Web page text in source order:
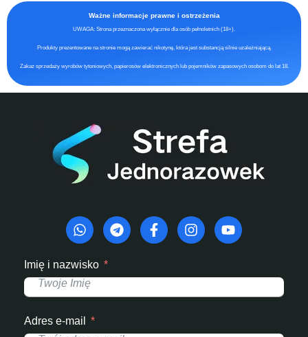
Ważne informacje prawne i ostrzeżenia
UWAGA: Strona przeznaczona wyłącznie dla osób pełnoletnich (18+).
Produkty prezentowane na stronie mogą zawierać nikotynę, która jest substancją silnie uzależniającą.
Zakaz sprzedaży wyrobów tytoniowych, papierosów elektronicznych lub pojemników zapasowych osobom do lat 18.
Imię i nazwisko
Adres e-mail